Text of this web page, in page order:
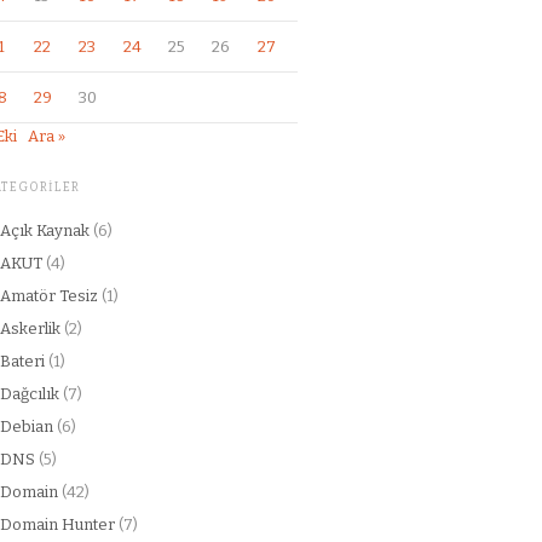
22 23 24 25 26 27
29 30
Ara »
Açık Kaynak (6)
AKUT (4)
Amatör Tesiz (1)
Askerlik (2)
Bateri (1)
Dağcılık (7)
Debian (6)
DNS (5)
Domain (42)
Domain Hunter (7)